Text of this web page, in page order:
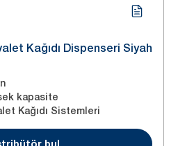
Kağıdı Dispenseri Siyah
kapasite
Kağıdı Sistemleri
bul